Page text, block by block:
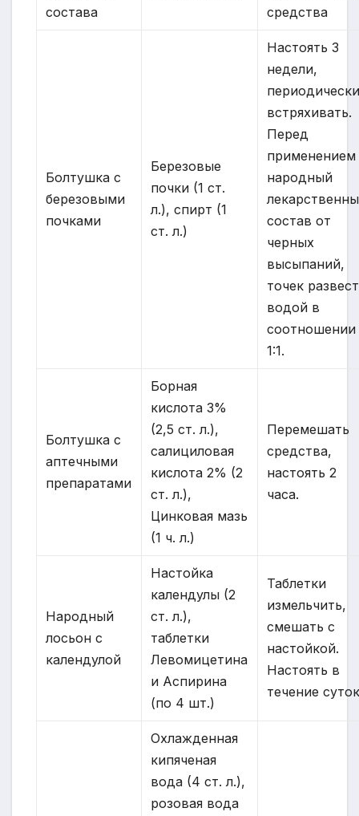
состава
средства
Болтушка с
березовыми
почками
Березовые
почки (1 ст.
л.), спирт (1
ст. л.)
Настоять 3
недели,
встряхивать.
Перед
применением
народный
состав от
черных
высыпаний,
точек
водой в
соотношении
1:1.
Болтушка с
аптечными
препаратами
Борная
кислота 3%
(2,5 ст. л.),
салициловая
кислота 2% (2
ст. л.),
Цинковая мазь
(1 ч. л.)
Перемешать
средства,
настоять 2
часа.
Народный
лосьон с
календулой
Настойка
календулы (2
ст. л.),
таблетки
Левомицетина
и Аспирина
(по 4 шт.)
Таблетки
измельчить,
смешать с
настойкой.
Настоять в
течение
Охлажденная
кипяченая
вода (4 ст. л.),
розовая вода